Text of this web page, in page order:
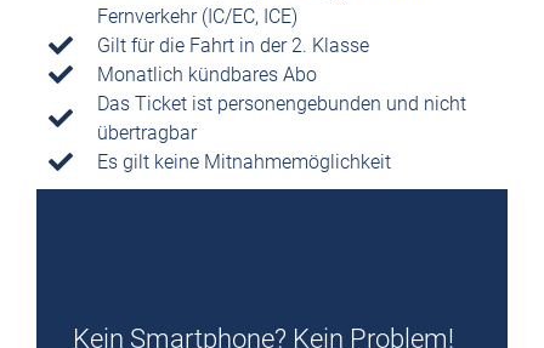
Fernverkehr (IC/EC, ICE)
Gilt für die Fahrt in der 2. Klasse
Monatlich kündbares Abo
Das Ticket ist personengebunden und nicht
übertragbar
Es gilt keine Mitnahmemöglichkeit
Kein Smartphone? Kein Problem!